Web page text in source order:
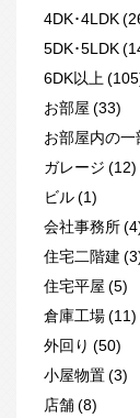
4DK･4LDK
5DK･5LDK
6DK以上
お部屋 (33)
お部屋内の
ガレージ (12)
ビル (1)
会社事務所
住宅二階建
住宅平屋 (5)
倉庫工場 (11)
外回り (50)
小屋物置 (3)
店舗 (8)